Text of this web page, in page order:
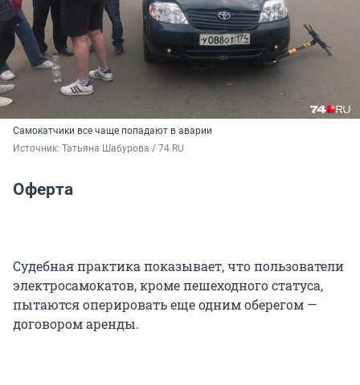
Самокатчики все чаще попадают в аварии
Источник: Татьяна Шабурова / 74.RU
Оферта
Судебная практика показывает, что пользователи
электросамокатов, кроме пешеходного статуса,
пытаются оперировать еще одним оберегом —
договором аренды.